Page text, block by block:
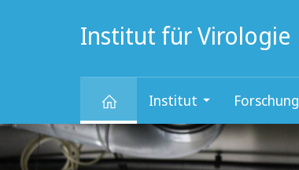
Institut für Virologie
Institut
Institut Forschung
Hauptinhalt